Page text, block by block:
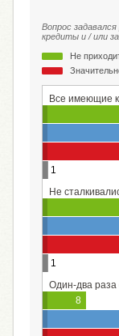
Вопрос
кредиты и / или
Не
Все имеющие
1
Не
1
Один-два раза
8